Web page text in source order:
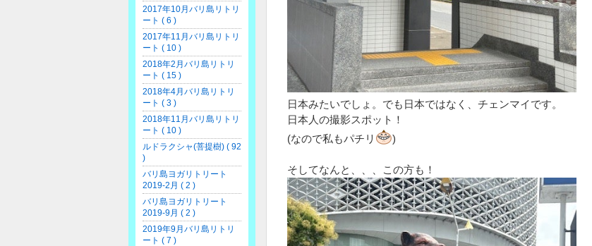
日本みたいでしょ。でも日本ではなく、チェンマイです。
日本人の撮影スポット！
(なので私もパチリ
)
そしてなんと、、、この方も！
2017年10月バリ島リトリ
ート ( 6 )
2017年11月バリ島リトリ
ート ( 10 )
2018年2月バリ島リトリ
ート ( 15 )
2018年4月バリ島リトリ
ート ( 3 )
2018年11月バリ島リトリ
ート ( 10 )
ルドラクシャ(菩提樹) ( 92
)
バリ島ヨガリトリート
2019-2月 ( 2 )
バリ島ヨガリトリート
2019-9月 ( 2 )
2019年9月バリ島リトリ
ート ( 7 )